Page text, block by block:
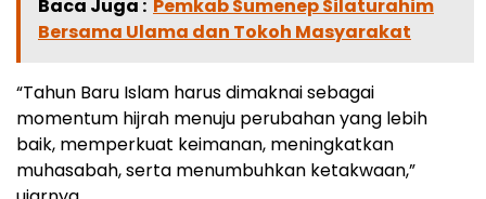
Baca Juga : Pemkab Sumenep Silaturahim
Bersama Ulama dan Tokoh Masyarakat
“Tahun Baru Islam harus dimaknai sebagai
momentum hijrah menuju perubahan yang lebih
baik, memperkuat keimanan, meningkatkan
muhasabah, serta menumbuhkan ketakwaan,”